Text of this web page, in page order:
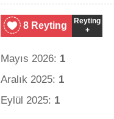
8 Reyting
Reyting
+
Mayıs 2026: 1
Aralık 2025: 1
Eylül 2025: 1